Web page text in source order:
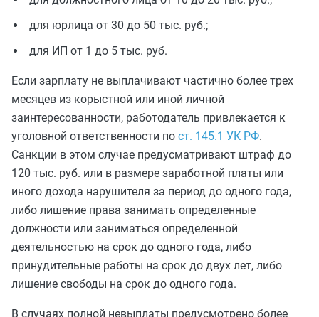
для юрлица от 30 до 50 тыс. руб.;
для ИП от 1 до 5 тыс. руб.
Если зарплату не выплачивают частично более трех
месяцев из корыстной или иной личной
заинтересованности, работодатель привлекается к
уголовной ответственности по ст. 145.1 УК РФ.
Санкции в этом случае предусматривают штраф до
120 тыс. руб. или в размере заработной платы или
иного дохода нарушителя за период до одного года,
либо лишение права занимать определенные
должности или заниматься определенной
деятельностью на срок до одного года, либо
принудительные работы на срок до двух лет, либо
лишение свободы на срок до одного года.
В случаях полной невыплаты предусмотрено более